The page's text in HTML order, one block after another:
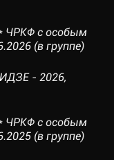
ЧРКФ с особым
(в группе)
- 2026,
ЧРКФ с особым
(в группе)